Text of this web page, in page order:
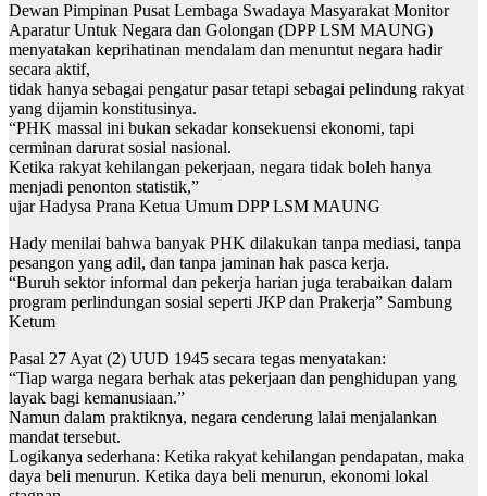
Dewan Pimpinan Pusat Lembaga Swadaya Masyarakat Monitor
Aparatur Untuk Negara dan Golongan (DPP LSM MAUNG)
menyatakan keprihatinan mendalam dan menuntut negara hadir
secara aktif,
tidak hanya sebagai pengatur pasar tetapi sebagai pelindung rakyat
yang dijamin konstitusinya.
“PHK massal ini bukan sekadar konsekuensi ekonomi, tapi
cerminan darurat sosial nasional.
Ketika rakyat kehilangan pekerjaan, negara tidak boleh hanya
menjadi penonton statistik,”
ujar Hadysa Prana Ketua Umum DPP LSM MAUNG
Hady menilai bahwa banyak PHK dilakukan tanpa mediasi, tanpa
pesangon yang adil, dan tanpa jaminan hak pasca kerja.
“Buruh sektor informal dan pekerja harian juga terabaikan dalam
program perlindungan sosial seperti JKP dan Prakerja” Sambung
Ketum
Pasal 27 Ayat (2) UUD 1945 secara tegas menyatakan:
“Tiap warga negara berhak atas pekerjaan dan penghidupan yang
layak bagi kemanusiaan.”
Namun dalam praktiknya, negara cenderung lalai menjalankan
mandat tersebut.
Logikanya sederhana: Ketika rakyat kehilangan pendapatan, maka
daya beli menurun. Ketika daya beli menurun, ekonomi lokal